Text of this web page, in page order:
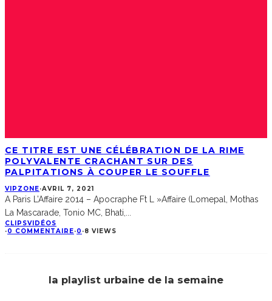
CE TITRE EST UNE CÉLÉBRATION DE LA RIME
POLYVALENTE CRACHANT SUR DES
PALPITATIONS À COUPER LE SOUFFLE
VIPZONE·AVRIL 7, 2021
A Paris L’Affaire 2014 – Apocraphe Ft L »Affaire (Lomepal, Mothas
La Mascarade, Tonio MC, Bhati,
CLIPSVIDÉOS
·0 COMMENTAIRE·0 ·8 VIEWS
la playlist urbaine de la semaine